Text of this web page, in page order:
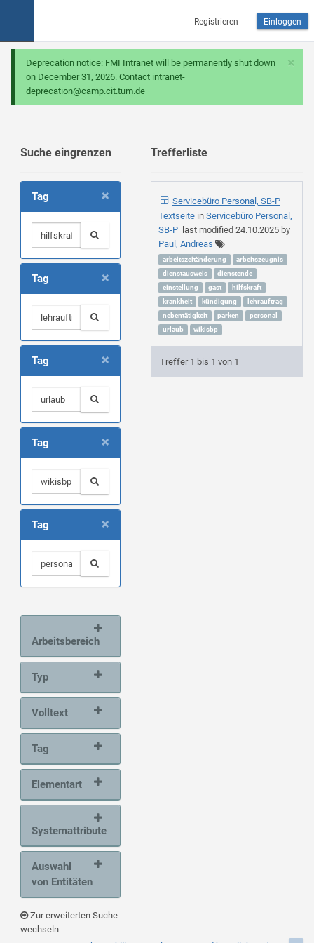
Registrieren Einloggen
×
Deprecation notice: FMI Intranet will be permanently shut down
on December 31, 2026. Contact intranet-
deprecation@camp.cit.tum.de
Suche eingrenzen
×
Tag
×
Tag
×
Tag
×
Tag
×
Tag
Arbeitsbereich
Typ
Volltext
Tag
Elementart
Systemattribute
Auswahl
von Entitäten
Zur erweiterten Suche
wechseln
Trefferliste
Servicebüro Personal, SB-P
Textseite in Servicebüro Personal,
SB-Plast modified 24.10.2025by
Paul, Andreas
arbeitszeitänderung
arbeitszeugnis
dienstausweis
dienstende
einstellung
gast
hilfskraft
krankheit
kündigung
lehrauftrag
nebentätigkeit
parken
personal
urlaub
wikisbp
Treffer 1 bis 1 von 1